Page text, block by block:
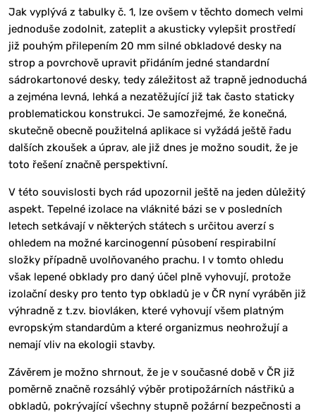
Jak vyplývá z tabulky č. 1, lze ovšem v těchto domech velmi
jednoduše zodolnit, zateplit a akusticky vylepšit prostředí
již pouhým přilepením 20 mm silné obkladové desky na
strop a povrchově upravit přidáním jedné standardní
sádrokartonové desky, tedy záležitost až trapně jednoduchá
a zejména levná, lehká a nezatěžující již tak často staticky
problematickou konstrukci. Je samozřejmé, že konečná,
skutečně obecně použitelná aplikace si vyžádá ještě řadu
dalších zkoušek a úprav, ale již dnes je možno soudit, že je
toto řešení značně perspektivní.
V této souvislosti bych rád upozornil ještě na jeden důležitý
aspekt. Tepelné izolace na vláknité bázi se v posledních
letech setkávají v některých státech s určitou averzí s
ohledem na možné karcinogenní působení respirabilní
složky případně uvolňovaného prachu. I v tomto ohledu
však lepené obklady pro daný účel plně vyhovují, protože
izolační desky pro tento typ obkladů je v ČR nyní vyráběn již
výhradně z t.zv. biovláken, které vyhovují všem platným
evropským standardům a které organizmus neohrožují a
nemají vliv na ekologii stavby.
Závěrem je možno shrnout, že je v současné době v ČR již
poměrně značně rozsáhlý výběr protipožárních nástřiků a
obkladů, pokrývající všechny stupně požární bezpečnosti a